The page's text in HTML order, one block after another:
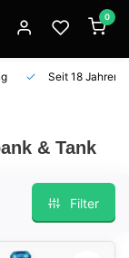
0
Seit 18 Jahren
& Tank
Filter